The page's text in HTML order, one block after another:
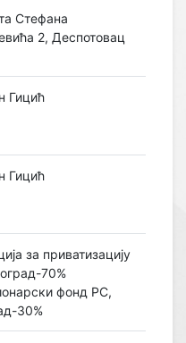
Стефана
2, Деспотовац
Гицић
Гицић
за приватизацију
70%
фонд РС,
30%